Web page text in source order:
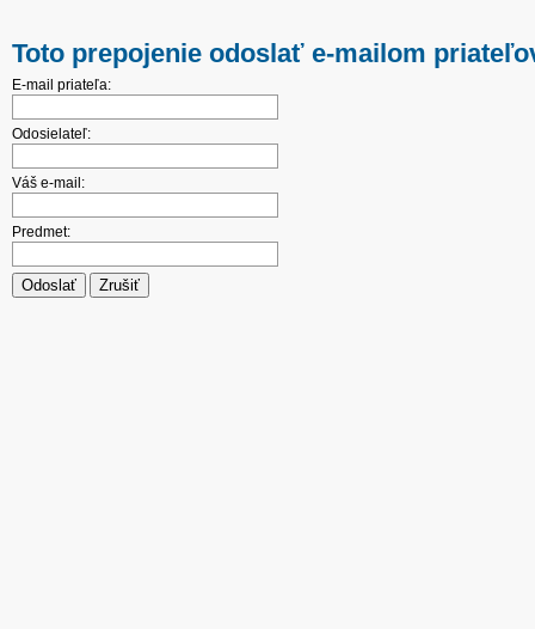
Toto prepojenie odoslať e-mailom
E-mail priateľa:
Odosielateľ:
Váš e-mail:
Predmet:
Odoslať Zrušiť